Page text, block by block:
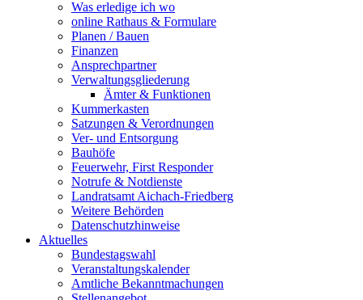
Was erledige ich wo
online Rathaus & Formulare
Planen / Bauen
Finanzen
Ansprechpartner
Verwaltungsgliederung
Ämter & Funktionen
Kummerkasten
Satzungen & Verordnungen
Ver- und Entsorgung
Bauhöfe
Feuerwehr, First Responder
Notrufe & Notdienste
Landratsamt Aichach-Friedberg
Weitere Behörden
Datenschutzhinweise
Aktuelles
Bundestagswahl
Veranstaltungskalender
Amtliche Bekanntmachungen